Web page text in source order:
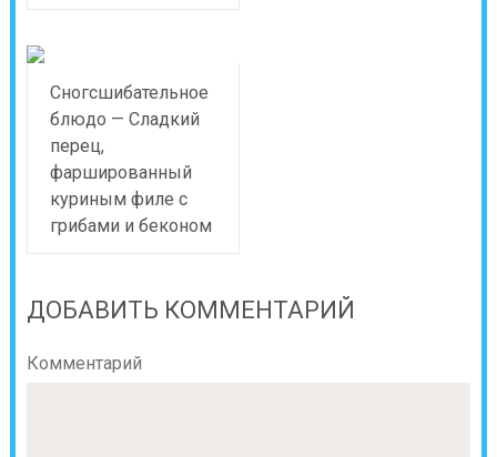
Сногсшибательное
блюдо — Сладкий
перец,
фаршированный
куриным филе с
грибами и беконом
ДОБАВИТЬ КОММЕНТАРИЙ
Комментарий